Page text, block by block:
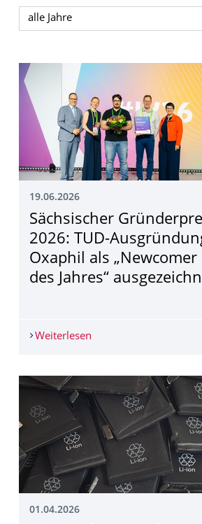
Jahr auswählen
durch Dresdner
19.06.2026
Sächsischer
2026: TUD-
Oxaphil als „Newcomer
des Jahres“
Weiterlesen Sächsischer
01.04.2026